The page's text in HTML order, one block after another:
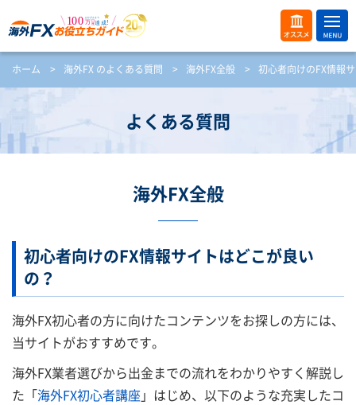
オス
スメ
ME
NU
開
ホーム > 海外FX のよくある質問 > 海外FX全般 > 初心者向けのFX情報
よくある質問
海外FX全般
初心者向けのFX情報サイトはどこが良い
の？
海外FX初心者の方に向けたコンテンツをお探しの方には、
当サイトがおすすめです。
海外FX業者選びから出金までの流れをわかりやすく解説し
た「海外FX初心者講座」はじめ、以下のような充実したコ